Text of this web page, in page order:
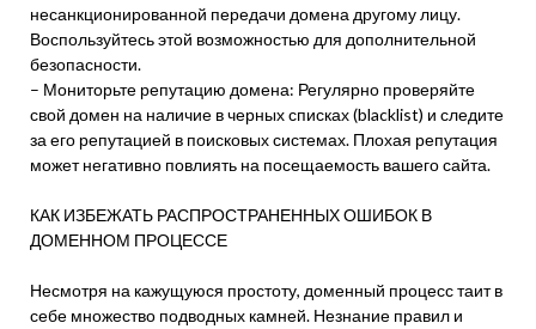
несанкционированной передачи домена другому лицу.
Воспользуйтесь этой возможностью для дополнительной
безопасности.
– Мониторьте репутацию домена: Регулярно проверяйте
свой домен на наличие в черных списках (blacklist) и следите
за его репутацией в поисковых системах. Плохая репутация
может негативно повлиять на посещаемость вашего сайта.
КАК ИЗБЕЖАТЬ РАСПРОСТРАНЕННЫХ ОШИБОК В
ДОМЕННОМ ПРОЦЕССЕ
Несмотря на кажущуюся простоту, доменный процесс таит в
себе множество подводных камней. Незнание правил и